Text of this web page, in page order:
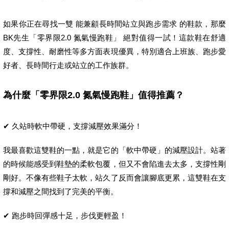
如果你正在尋找一雙 能兼顧長時間站立與跑步需求 的鞋款，那麼
BK先生「零界限2.0 氮氣慢跑鞋」 絕對值得一試！這款鞋在舒適
度、支撐性、耐磨性等多方面表現優異，特別適合上班族、跑步愛
好者、長時間行走或站立的工作族群。
為什麼「零界限2.0 氮氣慢跑鞋」值得推薦？
✔ 久站時軟中帶硬，支撐減壓效果滿分！
我最喜歡這雙鞋的一點，就是它的「軟中帶硬」的減壓設計。站著
的時候能感受到鞋墊的柔軟包覆，但又不會陷進去太多，支撐性剛
剛好。不像有些鞋子太軟，站久了反而會讓腳底更累，這雙鞋在支
撐和減壓之間找到了完美的平衡。
✔ 跑步時回彈感十足，步伐更輕盈！